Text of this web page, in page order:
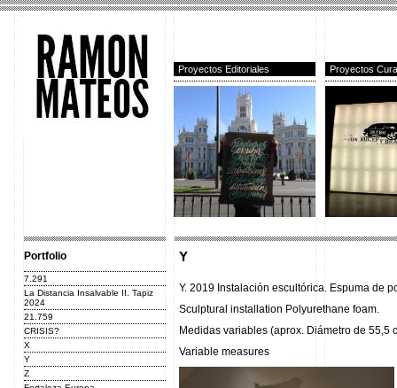
Proyectos Editoriales Proyectos
Portfolio
7.291
La Distancia Insalvable II. Tapiz
2024
21.759
CRISIS?
X
Y
Z
Y
Υ. 2019 Instalación escultórica. Espuma de
Sculptural installation Polyurethane foam.
Medidas variables (aprox. Diámetro de 55,5
Variable measures